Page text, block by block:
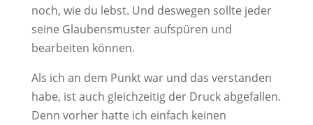
noch, wie du lebst. Und deswegen sollte jeder
seine Glaubensmuster aufspüren und
bearbeiten können.
Als ich an dem Punkt war und das verstanden
habe, ist auch gleichzeitig der Druck abgefallen.
Denn vorher hatte ich einfach keinen